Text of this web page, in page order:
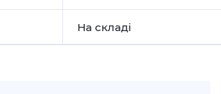
На складі